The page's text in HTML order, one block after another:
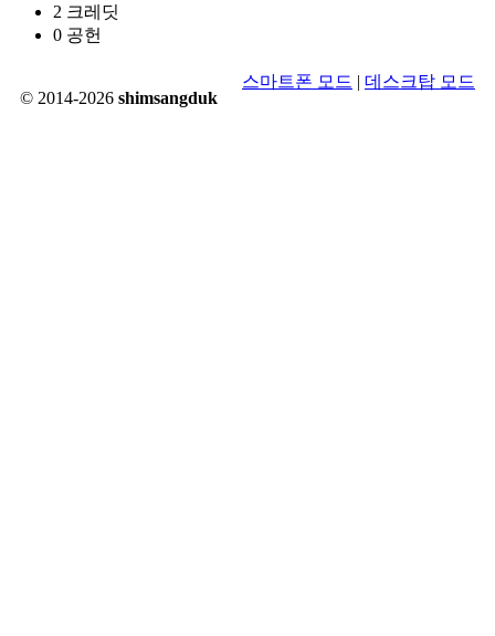
2 크레딧
0 공헌
© 2014-2026 shimsangduk
스마트폰 모드 | 데스크탑 모드